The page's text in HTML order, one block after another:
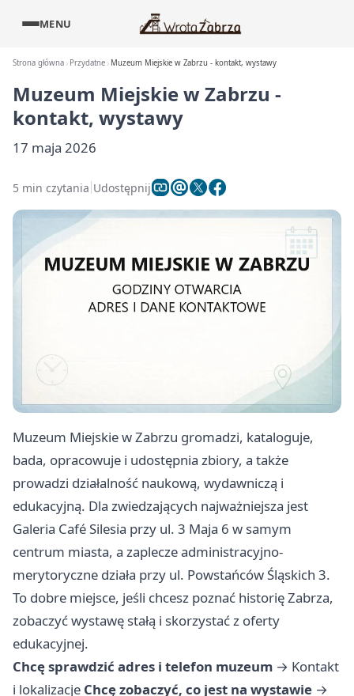
MENU
Strona główna Przydatne Muzeum Miejskie w Zabrzu - kontakt, wystawy
Muzeum Miejskie w Zabrzu -
kontakt, wystawy
17 maja 2026
5 min czytania Udostępnij
Muzeum Miejskie w Zabrzu gromadzi, kataloguje,
bada, opracowuje i udostępnia zbiory, a także
prowadzi działalność naukową, wydawniczą i
edukacyjną. Dla zwiedzających najważniejsza jest
Galeria Café Silesia przy ul. 3 Maja 6 w samym
centrum miasta, a zaplecze administracyjno-
merytoryczne działa przy ul. Powstańców Śląskich 3.
To dobre miejsce, jeśli chcesz poznać historię Zabrza,
zobaczyć wystawę stałą i skorzystać z oferty
edukacyjnej.
Chcę sprawdzić adres i telefon muzeum → Kontakt
i lokalizacje Chcę zobaczyć, co jest na wystawie →